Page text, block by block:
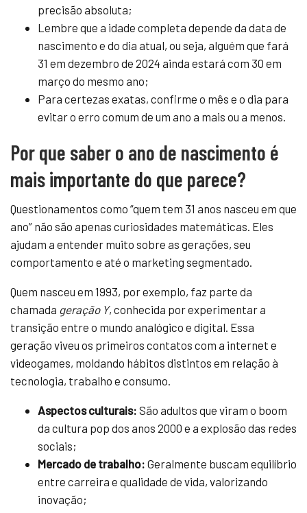
precisão absoluta;
Lembre que a idade completa depende da data de
nascimento e do dia atual, ou seja, alguém que fará
31 em dezembro de 2024 ainda estará com 30 em
março do mesmo ano;
Para certezas exatas, confirme o mês e o dia para
evitar o erro comum de um ano a mais ou a menos.
Por que saber o ano de nascimento é
mais importante do que parece?
Questionamentos como “quem tem 31 anos nasceu em que
ano” não são apenas curiosidades matemáticas. Eles
ajudam a entender muito sobre as gerações, seu
comportamento e até o marketing segmentado.
Quem nasceu em 1993, por exemplo, faz parte da
chamada geração Y, conhecida por experimentar a
transição entre o mundo analógico e digital. Essa
geração viveu os primeiros contatos com a internet e
videogames, moldando hábitos distintos em relação à
tecnologia, trabalho e consumo.
Aspectos culturais: São adultos que viram o boom
da cultura pop dos anos 2000 e a explosão das redes
sociais;
Mercado de trabalho: Geralmente buscam equilíbrio
entre carreira e qualidade de vida, valorizando
inovação;